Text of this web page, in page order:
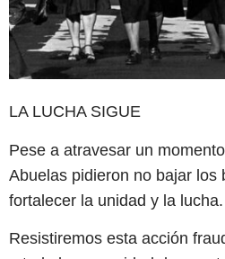
LA LUCHA SIGUE
Pese a atravesar un
Abuelas pidieron no bajar los
fortalecer la unidad y la lucha.
Resistiremos esta acción